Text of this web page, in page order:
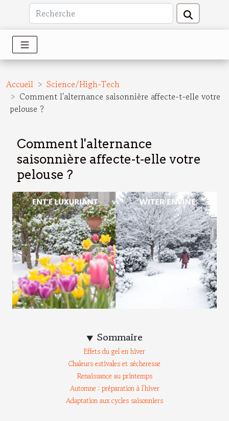
Accueil
Science/High-Tech
Comment l'alternance saisonnière affecte-t-elle votre
pelouse ?
Comment l'alternance
saisonnière affecte-t-elle votre
pelouse ?
Sommaire
Effets du gel en hiver
Chaleurs estivales et sécheresse
Renaissance au printemps
Automne : préparation à l’hiver
Adaptation aux cycles saisonniers